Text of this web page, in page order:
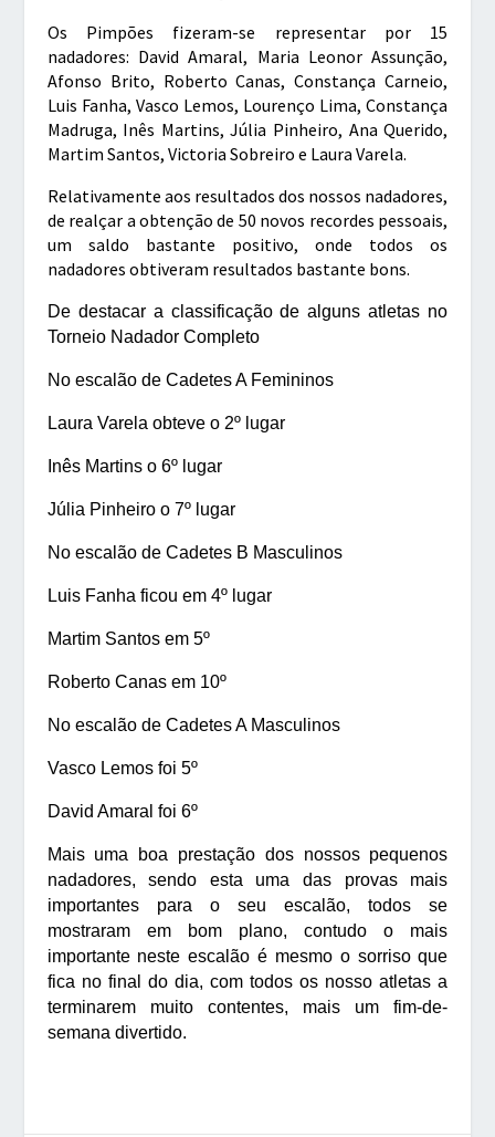
Os Pimpões fizeram-se representar por 15
nadadores: David Amaral, Maria Leonor Assunção,
Afonso Brito, Roberto Canas, Constança Carneio,
Luis Fanha, Vasco Lemos, Lourenço Lima, Constança
Madruga, Inês Martins, Júlia Pinheiro, Ana Querido,
Martim Santos, Victoria Sobreiro e Laura Varela.
Relativamente aos resultados dos nossos nadadores,
de realçar a obtenção de 50 novos recordes pessoais,
um saldo bastante positivo, onde todos os
nadadores obtiveram resultados bastante bons.
De destacar a classificação de alguns atletas no
Torneio Nadador Completo
No escalão de Cadetes A Femininos
Laura Varela obteve o 2º lugar
Inês Martins o 6º lugar
Júlia Pinheiro o 7º lugar
No escalão de Cadetes B Masculinos
LuisFanha ficou em 4º lugar
Martim Santos em 5º
Roberto Canas em 10º
No escalão de Cadetes A Masculinos
Vasco Lemos foi 5º
David Amaral foi 6º
Mais uma boa prestação dos nossos pequenos
nadadores, sendo esta uma das provas mais
importantes para o seu escalão, todos se
mostraram em bom plano, contudo o mais
importante neste escalão é mesmo o sorriso que
fica no final do dia, com todos os nosso atletas a
terminarem muito contentes, mais um fim-de-
semana divertido.